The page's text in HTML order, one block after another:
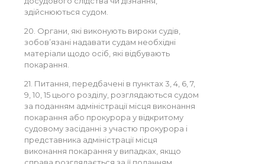
здійснюються судом.
20. Органи, які виконують вироки судів,
зобов’язані надавати судам необхідні
матеріали щодо осіб, які відбувають
покарання.
21. Питання, передбачені в пунктах 3, 4, 6, 7,
9, 10, 15 цього розділу, розглядаються судом
за поданням адміністрації місця виконання
покарання або прокурора у відкритому
судовому засіданні з участю прокурора і
представника адміністрації місця
виконання покарання у випадках, якщо